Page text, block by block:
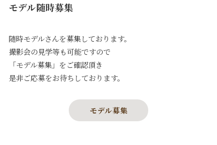
モデル随時募集
随時モデルさんを募集しております。
撮影会の見学等も可能ですので
「モデル募集」をご確認頂き
是非ご応募をお待ちしております。
モデル募集